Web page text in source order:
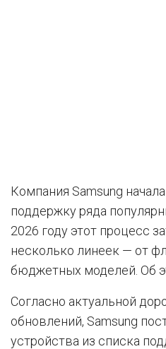
Компания Samsung
поддержку ряда
2026 году этот процесс
несколько линеек — от
бюджетных моделей. Об
Согласно актуальной
обновлений, Samsung
устройства из списка